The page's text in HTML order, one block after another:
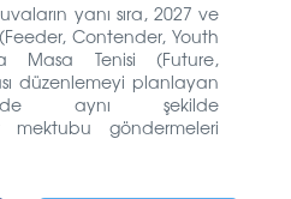
yanı sıra, 2027 ve
(Feeder, Contender, Youth
Masa Tenisi (Future,
düzenlemeyi planlayan
de aynı şekilde
mektubu göndermeleri